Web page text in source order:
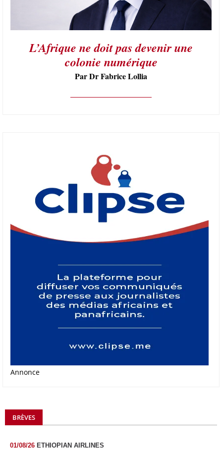
L’Afrique ne doit pas devenir une
colonie numérique
Par Dr Fabrice Lollia
Annonce
BRÈVES
01/08/26 ETHIOPIAN AIRLINES